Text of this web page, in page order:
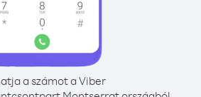
a számot a Viber